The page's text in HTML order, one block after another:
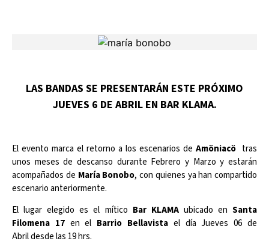
LAS BANDAS SE PRESENTARÁN ESTE PRÓXIMO
JUEVES 6 DE ABRIL EN BAR KLAMA.
El evento marca el retorno a los escenarios de Amöniacö tras
unos meses de descanso durante Febrero y Marzo y estarán
acompañados de María Bonobo, con quienes ya han compartido
escenario anteriormente.
El lugar elegido es el mítico Bar KLAMAubicado enSanta
Filomena 17en el Barrio Bellavista el día Jueves 06 de
Abril desde las 19 hrs.